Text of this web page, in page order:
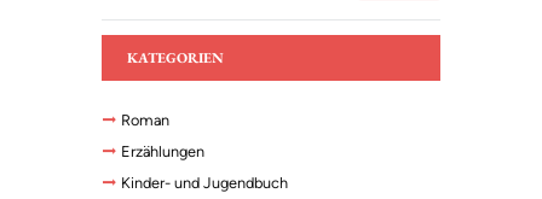
KATEGORIEN
Roman
Erzählungen
Kinder- und Jugendbuch